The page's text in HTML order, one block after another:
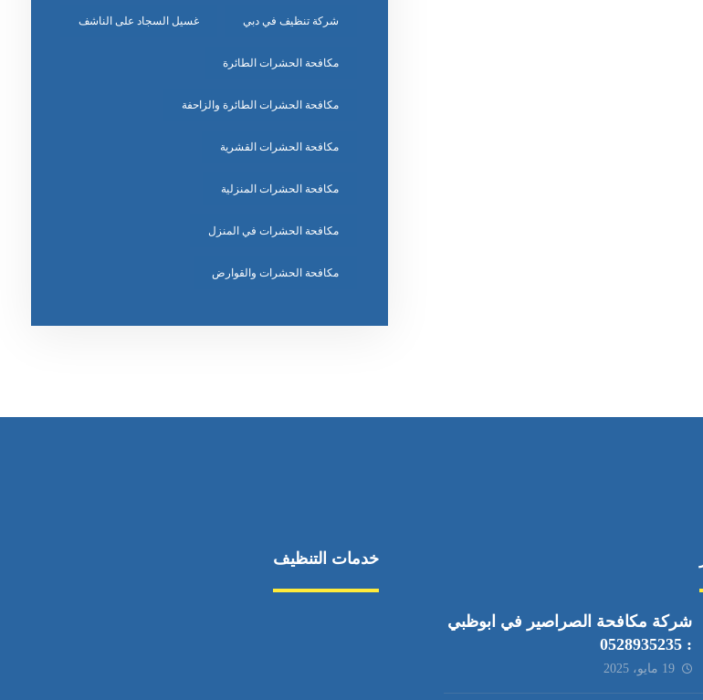
شركة تنظيف في دبي غسيل السجاد على الناشف
مكافحة الحشرات الطائرة
مكافحة الحشرات الطائرة والزاحفة
مكافحة الحشرات القشرية
مكافحة الحشرات المنزلية
مكافحة الحشرات في المنزل
مكافحة الحشرات والقوارض
شركة مكافحة الصراصير في ابوظبي
: 0528935235
19 مايو، 2025
خدمات التنظيف